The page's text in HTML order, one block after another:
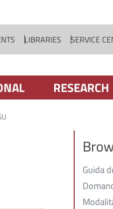
LIBRARIES SERVICE
RESEARCH
Guida